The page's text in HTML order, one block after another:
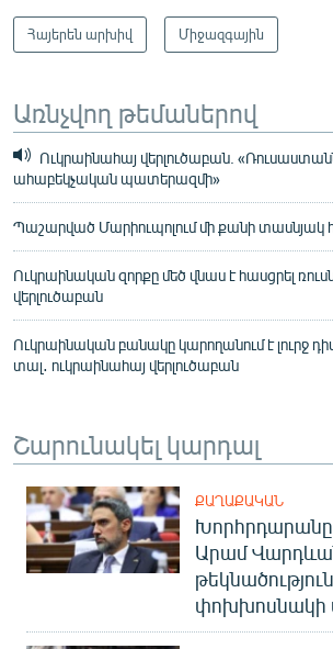
Հայերեն արխիվ Միջազգային
Առնչվող թեմաներով
Ուկրաինահայ վերլուծաբան.
ահաբեկչական պատերազմի»
Պաշարված Մարիուպոլում մի քանի տասնյակ
Ուկրաինական զորքը մեծ վնաս է հասցրել
վերլուծաբան
Ուկրաինական բանակը կարողանում է լուրջ
տալ․ ուկրաինահայ վերլուծաբան
Շարունակել կարդալ
ՔԱՂԱՔԱԿԱՆ
Խորհրդարանը
Արամ
փոխխոսնակի